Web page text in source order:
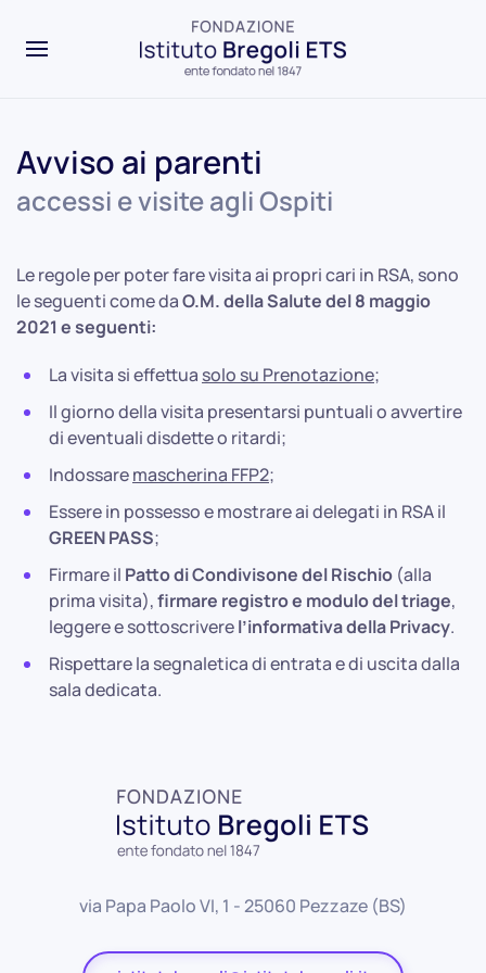
Avviso ai parenti
accessi e visite agli Ospiti
Le regole per poter fare visita ai propri cari in RSA, sono
le seguenti come daO.M. della Salute del 8 maggio
2021 e seguenti:
La visita si effettua solo su Prenotazione;
Il giorno della visita presentarsi puntuali o avvertire
di eventuali disdette o ritardi;
Indossaremascherina FFP2;
Essere in possesso e mostrare ai delegati in RSA il
GREEN PASS;
Firmare il Patto di Condivisone del Rischio (alla
prima visita),firmare registro e modulo del triage,
leggere e sottoscriverel’informativa della Privacy.
Rispettare la segnaletica di entrata e di uscita dalla
sala dedicata.
via Papa Paolo VI, 1 - 25060 Pezzaze (BS)